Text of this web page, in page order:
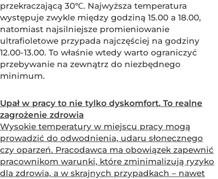
przekraczającą 30℃. Najwyższa temperatura
występuje zwykle między godziną 15.00 a 18.00,
natomiast najsilniejsze promieniowanie
ultrafioletowe przypada najczęściej na godziny
12.00-13.00. To właśnie wtedy warto ograniczyć
przebywanie na zewnątrz do niezbędnego
minimum.
Upał w pracy to nie tylko dyskomfort. To realne
zagrożenie zdrowia
Wysokie temperatury w miejscu pracy mogą
prowadzić do odwodnienia, udaru słonecznego
czy oparzeń. Pracodawca ma obowiązek zapewnić
pracownikom warunki, które zminimalizują ryzyko
dla zdrowia, a w skrajnych przypadkach – nawet